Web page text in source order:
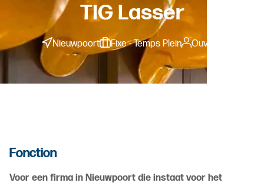
TIG Lasser
Nieuwpoort Fixe - Temps Plein Ouvrier
Fonction
Voor een firma in Nieuwpoort die instaat voor het